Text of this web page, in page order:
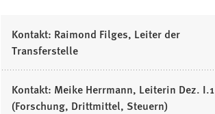
Kontakt: Raimond Filges, Leiter der
Transferstelle
Kontakt: Meike Herrmann, Leiterin Dez. I.1
(Forschung, Drittmittel, Steuern)